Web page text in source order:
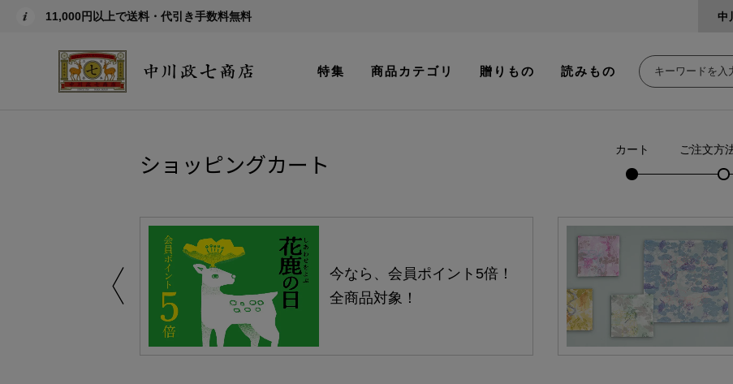
11,000円以上で送料・代引き手数料無料 中
特集 商品カテゴリ 贈りもの 読みもの
ショッピングカート カート ご注文方
今なら、会員ポイント5倍！
全商品対象！